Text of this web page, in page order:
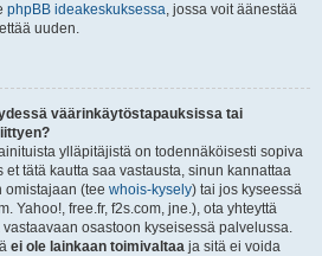
phpBB ideakeskuksessa, jossa voit äänestää
uuden.
väärinkäytöstapauksissa tai
ylläpitäjistä on todennäköisesti sopiva
tätä kautta saa vastausta, sinun kannattaa
omistajaan (tee whois-kysely) tai jos kyseessä
Yahoo!, free.fr, f2s.com, jne.), ota yhteyttä
osastoon kyseisessä palvelussa.
ei ole lainkaan toimivaltaa ja sitä ei voida